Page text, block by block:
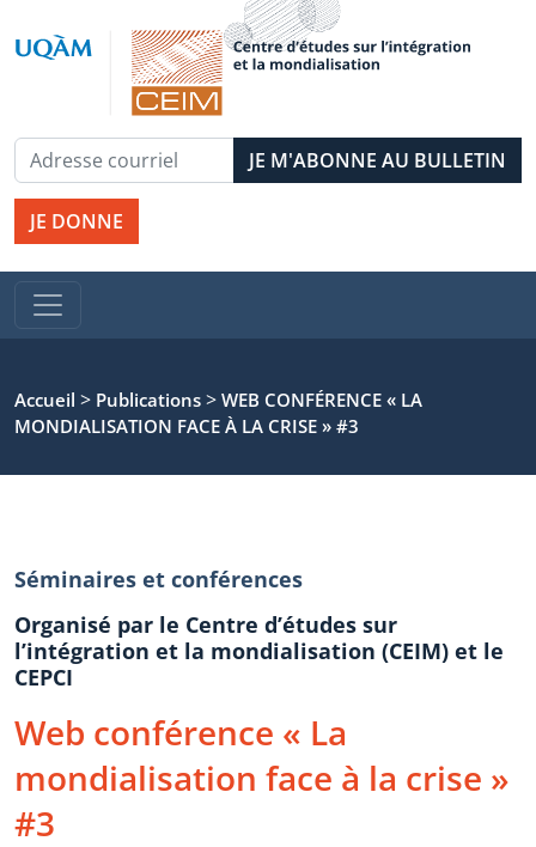
JE DONNE
Accueil > Publications > WEB CONFÉRENCE « LA
MONDIALISATION FACE À LA CRISE » #3
Séminaires et conférences
Organisé par le Centre d’études sur
l’intégration et la mondialisation (CEIM) et le
CEPCI
Web conférence « La
mondialisation face à la crise »
#3